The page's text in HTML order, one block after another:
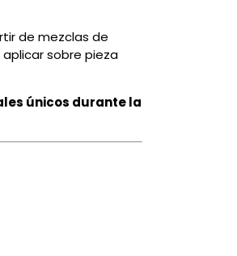
de mezclas de
sobre pieza
únicos durante la